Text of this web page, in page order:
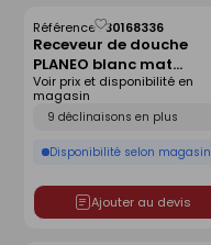
Receveur de douche
PLANEO blanc mat
antidérapant - 180 x 80
cm
Référence :30168336
Déclinaison
Disponibilité selon magasin
Voir prix et disponibilité en
magasin
Ajouter au devis
Enregistrer
comme
liste